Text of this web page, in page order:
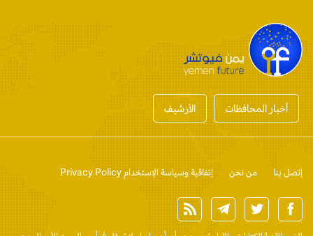
أخبار المحافظات الأرشيف
إتصل بنا من نحن إتفاقية وسياسة الإستخدام Privacy Policy